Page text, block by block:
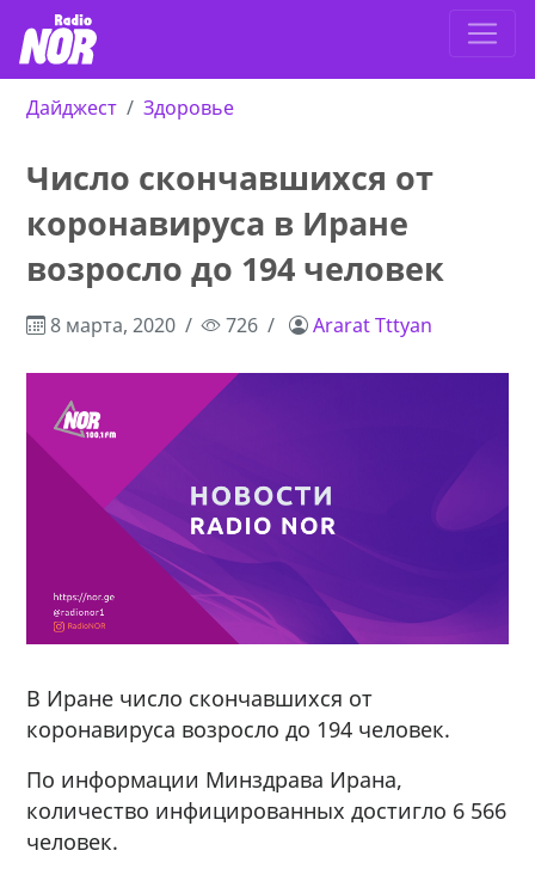
Дайджест Здоровье
Число скончавшихся от
коронавируса в Иране
возросло до 194 человек
8 марта, 2020 726 Ararat Tttyan
В Иране число скончавшихся от
коронавируса возросло до 194 человек.
По информации Минздрава Ирана,
количество инфицированных достигло 6 566
человек.